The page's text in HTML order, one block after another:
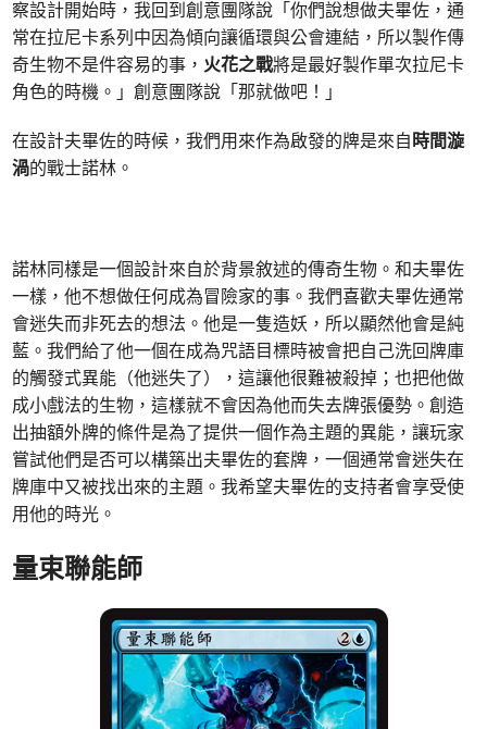
察設計開始時，我回到創意團隊說「你們說想做夫畢佐，通
常在拉尼卡系列中因為傾向讓循環與公會連結，所以製作傳
奇生物不是件容易的事， 火花之戰將是最好製作單次拉尼卡
角色的時機。」創意團隊說「那就做吧！」
在設計夫畢佐的時候，我們用來作為啟發的牌是來自時間漩
渦的戰士諾林。
諾林同樣是一個設計來自於背景敘述的傳奇生物。和夫畢佐
一樣，他不想做任何成為冒險家的事。我們喜歡夫畢佐通常
會迷失而非死去的想法。他是一隻造妖，所以顯然他會是純
藍。我們給了他一個在成為咒語目標時被會把自己洗回牌庫
的觸發式異能（他迷失了），這讓他很難被殺掉；也把他做
成小戲法的生物，這樣就不會因為他而失去牌張優勢。創造
出抽額外牌的條件是為了提供一個作為主題的異能，讓玩家
嘗試他們是否可以構築出夫畢佐的套牌，一個通常會迷失在
牌庫中又被找出來的主題。我希望夫畢佐的支持者會享受使
用他的時光。
量束聯能師